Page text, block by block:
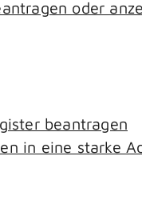
oder
beantragen
in eine starke